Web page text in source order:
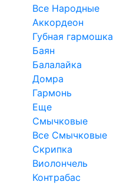
Все Народные
Аккордеон
Губная гармошка
Баян
Балалайка
Домра
Гармонь
Еще
Смычковые
Все Смычковые
Скрипка
Виолончель
Контрабас